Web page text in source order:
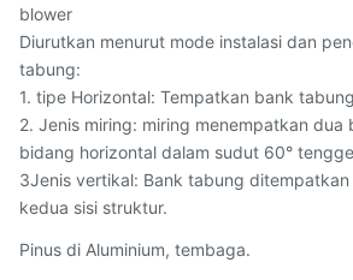
blower
Diurutkan menurut mode instalasi dan
tabung:
1. tipe Horizontal: Tempatkan bank
2. Jenis miring: miring menempatkan
bidang horizontal dalam sudut 60°
3Jenis vertikal: Bank tabung
kedua sisi struktur.
Pinus di Aluminium, tembaga.